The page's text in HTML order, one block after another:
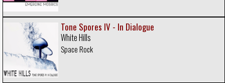
Tone Spores IV - In Dialogue
White Hills
Space Rock